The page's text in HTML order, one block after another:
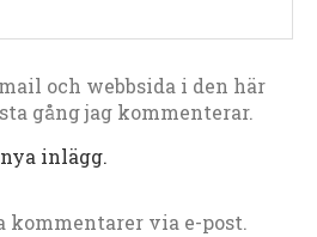
och webbsida i den här
gång jag kommenterar.
inlägg.
kommentarer via e-post.